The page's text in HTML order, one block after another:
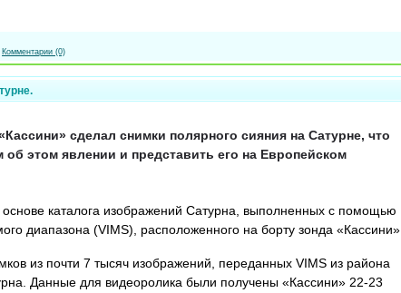
Комментарии (0)
сделал снимки полярного сияния на Сатурне, что
этом явлении и представить его на Европейском
каталога изображений Сатурна, выполненных с помощью
диапазона (VIMS), расположенного на борту зонда «Кассини».
из почти 7 тысяч изображений, переданных VIMS из района
Данные для видеоролика были получены «Кассини» 22-23